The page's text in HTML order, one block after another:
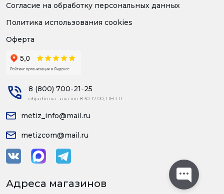
Согласие на обработку персональных данных
Политика использования cookies
Оферта
8 (800) 700-21-25
обработка заказов 8:30-17:00, ПН-ПТ
metiz_info@mail.ru
metizcom@mail.ru
Адреса магазинов